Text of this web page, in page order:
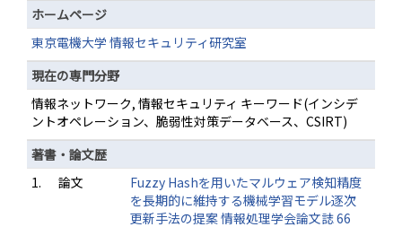
ホームページ
東京電機大学 情報セキュリティ研究室
現在の専門分野
情報ネットワーク, 情報セキュリティ キーワード(インシデ
ントオペレーション、脆弱性対策データベース、CSIRT)
著書・論文歴
1.
論文
Fuzzy Hashを用いたマルウェア検知精度
を長期的に維持する機械学習モデル逐次
更新手法の提案 情報処理学会論文誌 66